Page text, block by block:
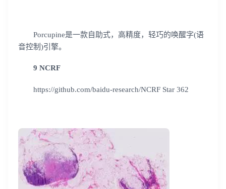
Porcupine是一款自助式，高精度，轻巧的唤醒字(语
音控制)引擎。
9 NCRF
https://github.com/baidu-research/NCRF Star 362